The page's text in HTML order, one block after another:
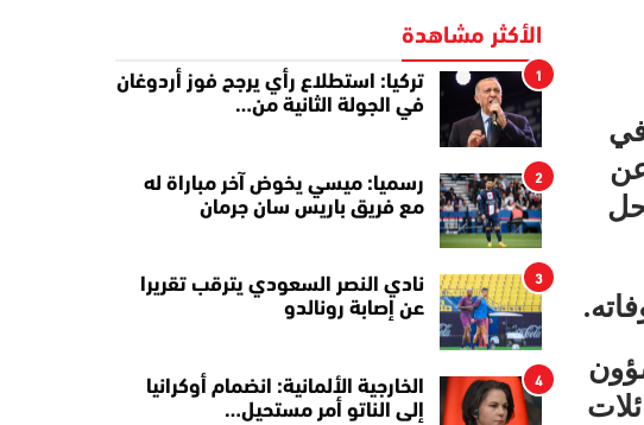
الأكثر مشاهدة
1
تركيا: استطلاع رأي يرجح فوز أردوغان
في الجولة الثانية من…
2
رسميا: ميسي يخوض آخر مباراة له
مع فريق باريس سان جرمان
3
نادي النصر السعودي يترقب تقريرا
عن إصابة رونالدو
4
الخارجية الألمانية: انضمام أوكرانيا
إلى الناتو أمر مستحيل…